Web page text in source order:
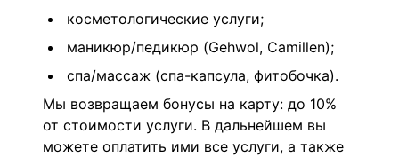
косметологические услуги;
маникюр/педикюр (Gehwol, Camillen);
спа/массаж (спа-капсула, фитобочка).
Мы возвращаем бонусы на карту: до 10%
от стоимости услуги. В дальнейшем вы
можете оплатить ими все услуги, а также